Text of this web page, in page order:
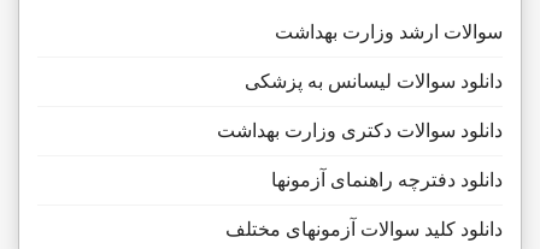
سوالات ارشد وزارت بهداشت
دانلود سوالات لیسانس به پزشکی
دانلود سوالات دکتری وزارت بهداشت
دانلود دفترچه راهنمای آزمونها
دانلود کلید سوالات آزمونهای مختلف